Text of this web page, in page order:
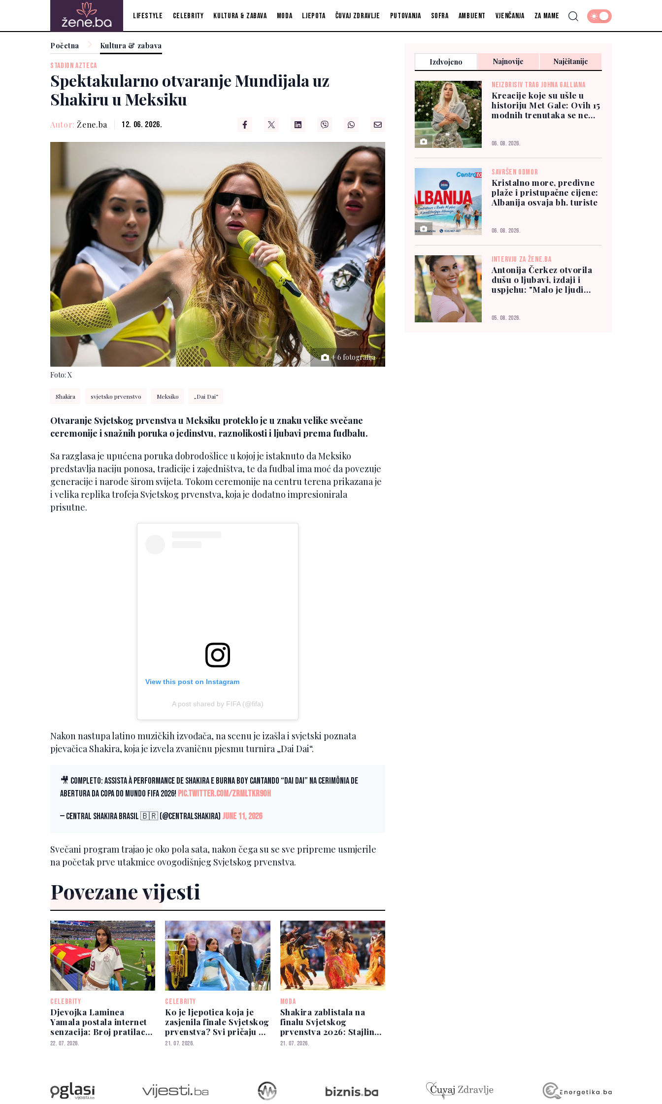
Lifestyle Celebrity Kultura & zabava Moda Ljepota Čuvaj zdravlje Putovanja Sofra Ambijent Vjenčanja Za mame
Početna Kultura & zabava
STADION AZTECA
Spektakularno otvaranje Mundijala uz
Shakiru u Meksiku
Autor: Žene.ba 12. 06. 2026.
+ 6 fotografija
Foto: X
Shakira svjetsko prvenstvo Meksiko „Dai Dai“
Otvaranje Svjetskog prvenstva u Meksiku proteklo je u znaku velike svečane
ceremonije i snažnih poruka o jedinstvu, raznolikosti i ljubavi prema fudbalu.
Sa razglasa je upućena poruka dobrodošlice u kojoj je istaknuto da Meksiko
predstavlja naciju ponosa, tradicije i zajedništva, te da fudbal ima moć da povezuje
generacije i narode širom svijeta. Tokom ceremonije na centru terena prikazana je
i velika replika trofeja Svjetskog prvenstva, koja je dodatno impresionirala
prisutne.
View this post on Instagram
A post shared by FIFA (@fifa)
Nakon nastupa latino muzičkih izvođača, na scenu je izašla i svjetski poznata
pjevačica Shakira, koja je izvela zvaničnu pjesmu turnira „Dai Dai“.
🎥 COMPLETO: Assista à performance de Shakira e Burna Boy cantando “Dai Dai” na cerimônia de
abertura da Copa do Mundo FIFA 2026! pic.twitter.com/ZRmltKr9oH
— Central Shakira Brasil 🇧🇷 (@CentralShakira) June 11, 2026
Svečani program trajao je oko pola sata, nakon čega su se sve pripreme usmjerile
na početak prve utakmice ovogodišnjeg Svjetskog prvenstva.
Povezane vijesti
CELEBRITY
Djevojka Laminea
Yamala postala internet
senzacija: Broj pratilaca
eksplodirao preko noći
22. 07. 2026.
CELEBRITY
Ko je ljepotica koja je
zasjenila finale Svjetskog
prvenstva? Svi pričaju o
atraktivnoj Argentinki
21. 07. 2026.
MODA
Shakira zablistala na
finalu Svjetskog
prvenstva 2026: Stajling
sa snažnom simbolikom
21. 07. 2026.
Izdvojeno Najnovije Najčitanije
NEIZBRISIV TRAG JOHNA GALLIANA
Kreacije koje su ušle u
historiju Met Gale: Ovih 15
modnih trenutaka se ne
06. 08. 2026.
SAVRŠEN ODMOR
Kristalno more, predivne
plaže i pristupačne cijene:
Albanija osvaja bh. turiste
06. 08. 2026.
INTERVJU ZA ŽENE.BA
Antonija Čerkez otvorila
dušu o ljubavi, izdaji i
uspjehu: "Malo je ljudi
05. 08. 2026.